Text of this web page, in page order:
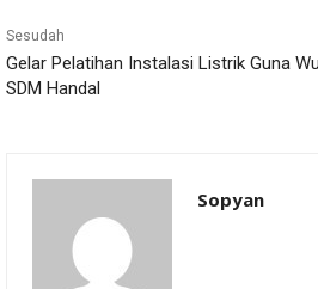
Sesudah
Gelar Pelatihan Instalasi Listrik Guna
SDM Handal
Sopyan